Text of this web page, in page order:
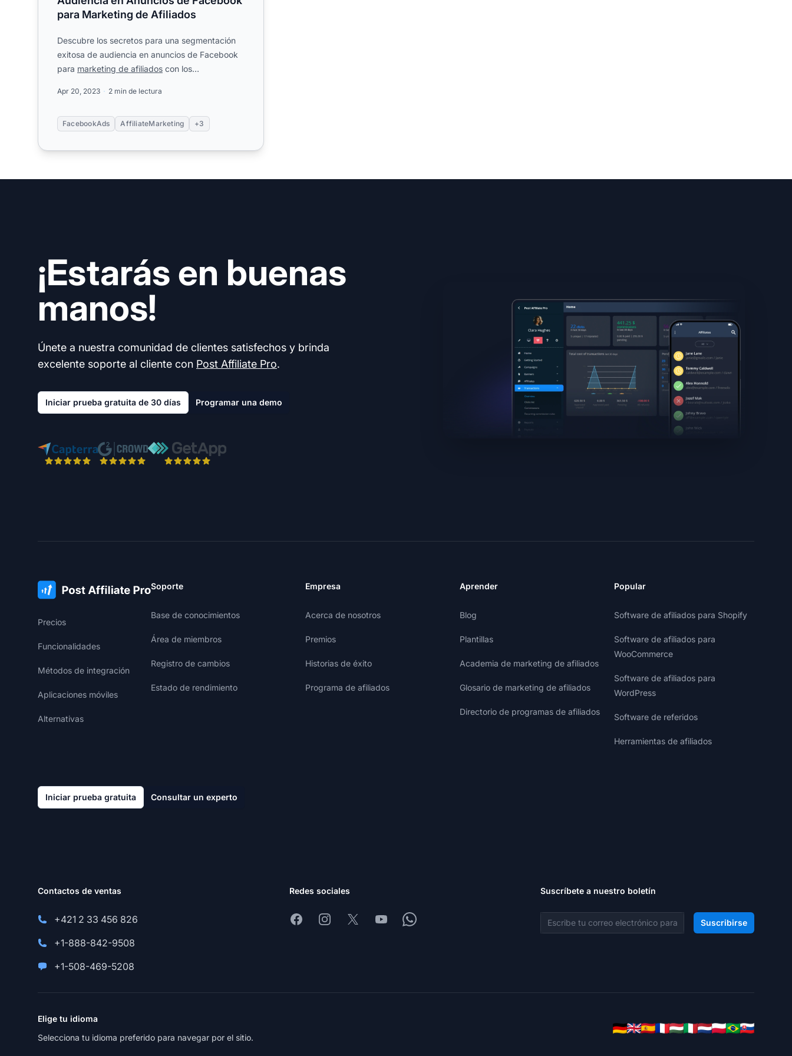
para Marketing de Afiliados
Descubre los secretos para una segmentación
exitosa de audiencia en anuncios de Facebook
para marketing de afiliados con los
Apr 20, 2023 2 min de lectura
FacebookAds AffiliateMarketing +3
¡Estarás en buenas
manos!
Únete a nuestra comunidad de clientes satisfechos y brinda
excelente soporte al cliente con Post Affiliate Pro.
Iniciar prueba gratuita de 30 días Programar una demo
Precios
Funcionalidades
Métodos de integración
Aplicaciones móviles
Alternativas
Soporte
Base de conocimientos
Área de miembros
Registro de cambios
Estado de rendimiento
Empresa
Acerca de nosotros
Premios
Historias de éxito
Programa de afiliados
Aprender
Blog
Plantillas
Academia de marketing de afiliados
Glosario de marketing de afiliados
Directorio de programas de afiliados
Popular
Software de afiliados para Shopify
Software de afiliados para
WooCommerce
Software de afiliados para
WordPress
Software de referidos
Herramientas de afiliados
Iniciar prueba gratuita Consultar un experto
Contactos de ventas
+421 2 33 456 826
+1-888-842-9508
+1-508-469-5208
Redes sociales
FacebookInstagram
X YoutubeWhatsapp
Suscríbete a nuestro boletín
Dirección de correo electrónico Suscribirse
Elige tu idioma
Selecciona tu idioma preferido para navegar por el sitio.